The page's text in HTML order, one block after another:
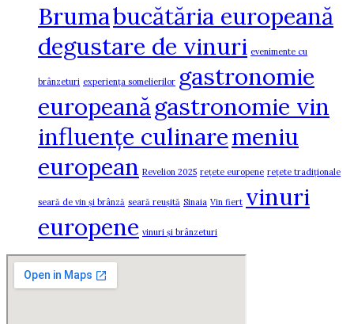
Brumabucătăria europeană
degustare de vinuri evenimente cu
brânzeturi experiența somelierilor gastronomie
europeanăgastronomie vin
influențe culinaremeniu
european Revelion 2025 rețete europene rețete tradiționale
seară de vin și brânză seară reușită Sinaia Vin fiert vinuri
europene vinuri și brânzeturi